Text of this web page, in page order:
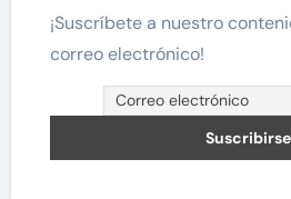
¡Suscríbete a nuestro
correo electrónico!